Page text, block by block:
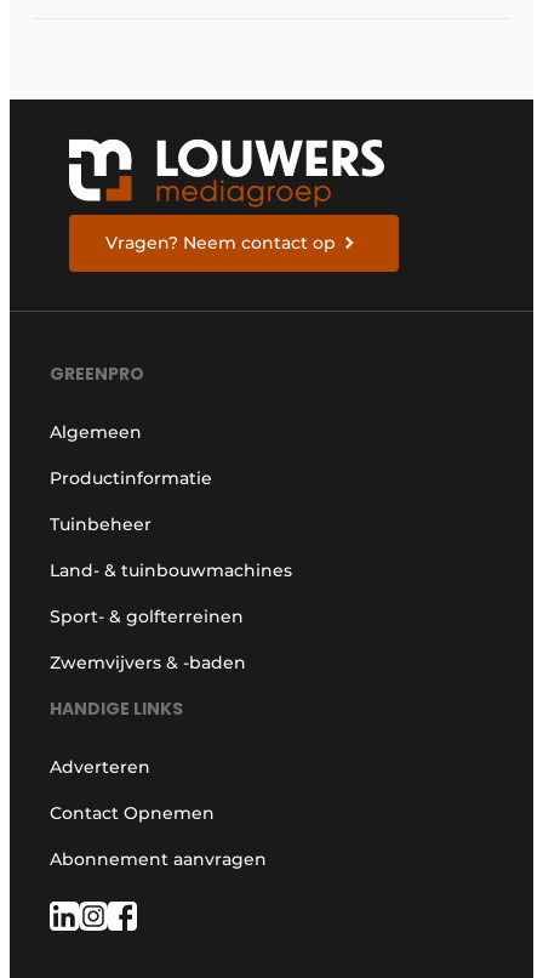
Vragen? Neem contact op
GREENPRO
Algemeen
Productinformatie
Tuinbeheer
Land- & tuinbouwmachines
Sport- & golfterreinen
Zwemvijvers & -baden
HANDIGE LINKS
Adverteren
Contact Opnemen
Abonnement aanvragen